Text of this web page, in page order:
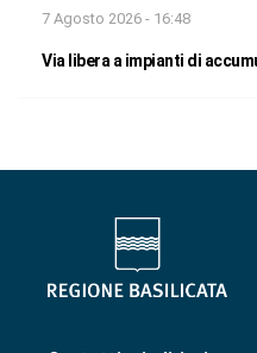
7 Agosto 2026 - 16:48
Via libera a impianti di